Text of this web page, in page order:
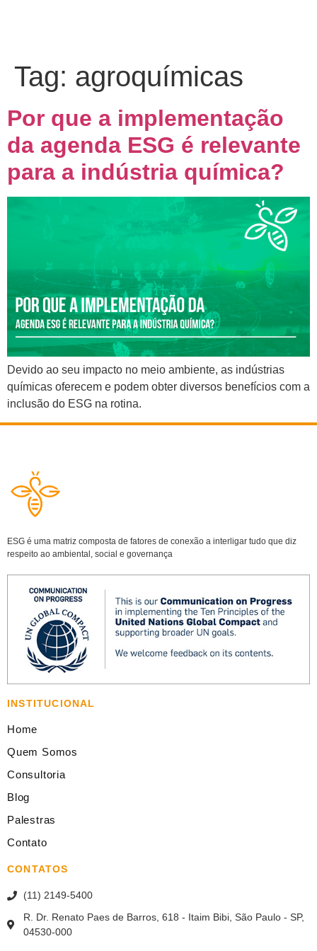
Tag: agroquímicas
Por que a implementação
da agenda ESG é relevante
para a indústria química?
Devido ao seu impacto no meio ambiente, as indústrias
químicas oferecem e podem obter diversos benefícios com a
inclusão do ESG na rotina.
ESG é uma matriz composta de fatores de conexão a interligar tudo que diz
respeito ao ambiental, social e governança
INSTITUCIONAL
Home
Quem Somos
Consultoria
Blog
Palestras
Contato
CONTATOS
(11) 2149-5400
R. Dr. Renato Paes de Barros, 618 - Itaim Bibi, São Paulo - SP,
04530-000